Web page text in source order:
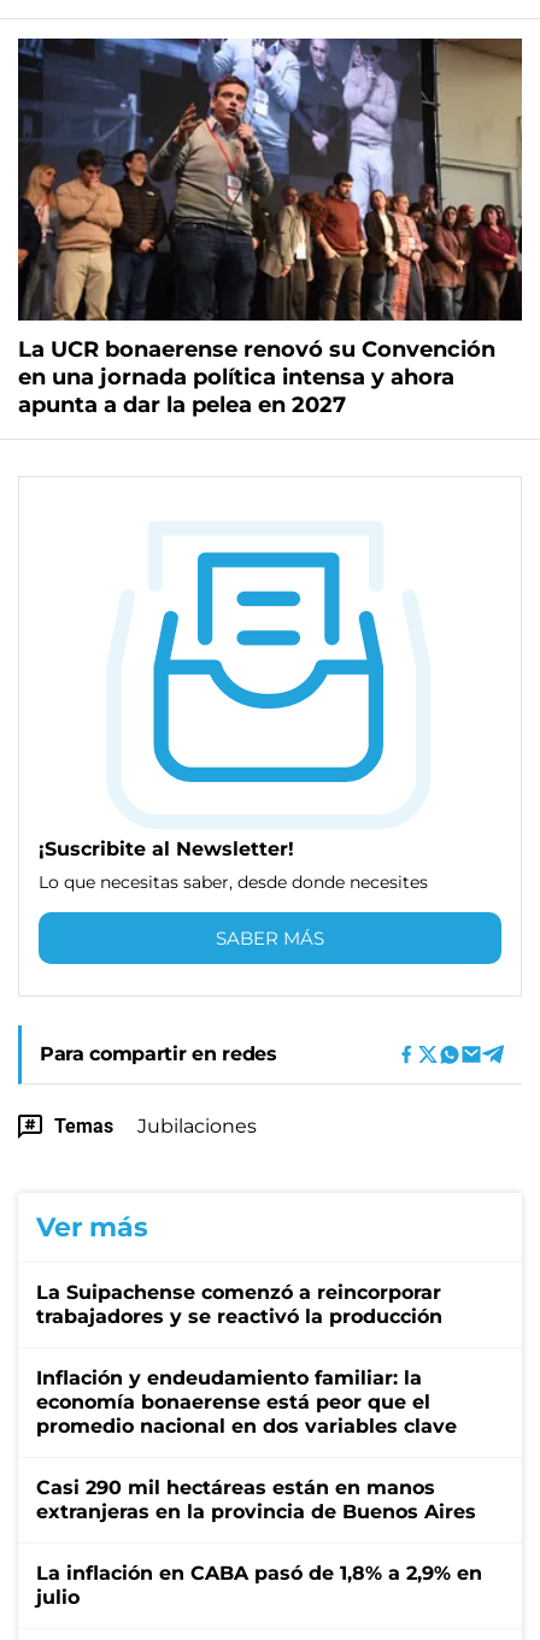
La UCR bonaerense renovó su Convención
en una jornada política intensa y ahora
apunta a dar la pelea en 2027
¡Suscribite al Newsletter!
Lo que necesitas saber, desde donde necesites
SABER MÁS
Para compartir en redes
Temas Jubilaciones
Ver más
La Suipachense comenzó a reincorporar
trabajadores y se reactivó la producción
Inflación y endeudamiento familiar: la
economía bonaerense está peor que el
promedio nacional en dos variables clave
Casi 290 mil hectáreas están en manos
extranjeras en la provincia de Buenos Aires
La inflación en CABA pasó de 1,8% a 2,9% en
julio